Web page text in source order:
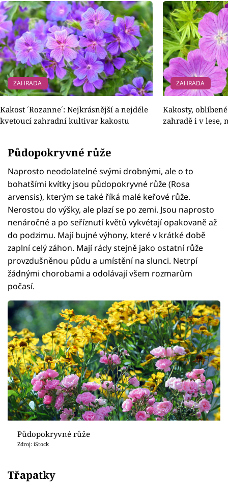
ZAHRADA
Kakost ´Rozanne´: Nejkrásnější a nejdéle
kvetoucí zahradní kultivar kakostu
ZAHRADA
Kakosty,
zahradě i v lese,
Půdopokryvné růže
Naprosto neodolatelné svými drobnými, ale o to
bohatšími kvítky jsou půdopokryvné růže (Rosa
arvensis), kterým se také říká malé keřové růže.
Nerostou do výšky, ale plazí se po zemi. Jsou naprosto
nenáročné a po seříznutí květů vykvétají opakovaně až
do podzimu. Mají bujné výhony, které v krátké době
zaplní celý záhon. Mají rády stejně jako ostatní růže
provzdušněnou půdu a umístění na slunci. Netrpí
žádnými chorobami a odolávají všem rozmarům
počasí.
Půdopokryvné růže
Zdroj: iStock
Třapatky